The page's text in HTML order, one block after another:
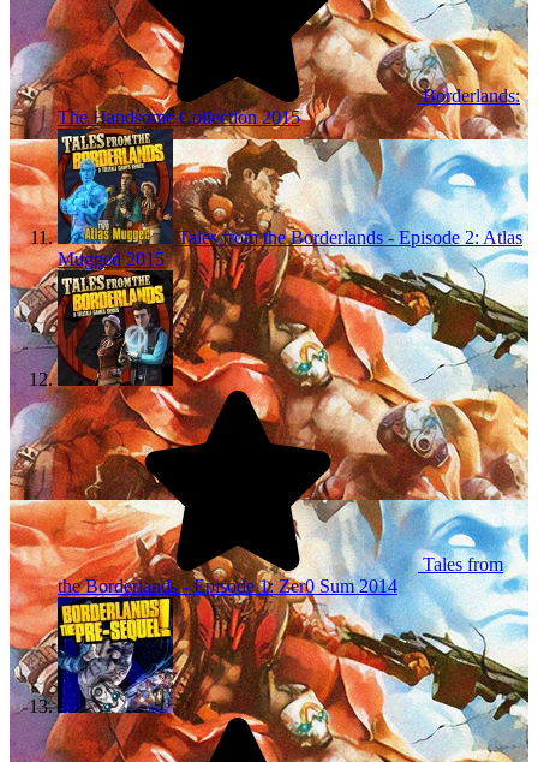
Borderlands:
The Handsome Collection2015
Tales from the Borderlands - Episode 2: Atlas
Mugged2015
Tales from
the Borderlands - Episode 1: Zer0 Sum2014